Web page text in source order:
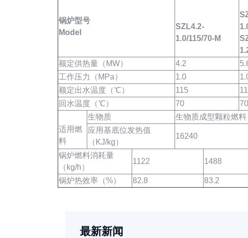
锅炉型号
Model
SZL4.2-
1.0/115/70-M
额定供热量（MW）
4.2
工作压力（MPa）
1.0
额定出水温度（℃）
115
回水温度（℃）
70 70
适用燃
料
生物质
生物质成型颗粒燃料
应用基底位发热值
（KJ/kg）
16240
锅炉燃料消耗量
（kg/h）
1122 1488
锅炉热效率（%） 82.8 83.2
最新新闻